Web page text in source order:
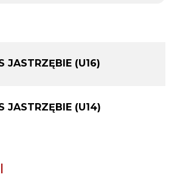
JASTRZĘBIE (U16)
JASTRZĘBIE (U14)